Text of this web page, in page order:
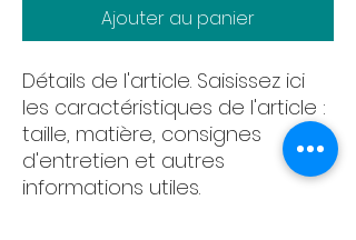
Ajouter au panier
Détails de l'article. Saisissez ici
les caractéristiques de l'article :
taille, matière, consignes
d'entretien et autres
informations utiles.